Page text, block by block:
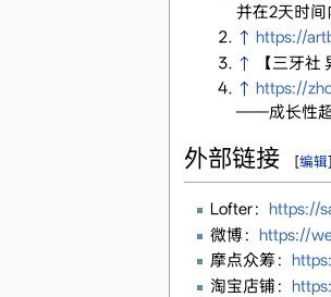
并在2天时间
↑ https://
↑
【三牙社
↑ https://
——成长性超
外部链接 [编辑]
Lofter： https://
微博： https://
摩点众筹：
淘宝店铺：